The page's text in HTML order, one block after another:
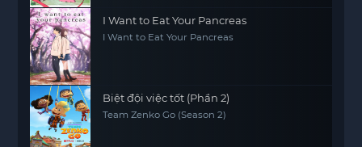
I Want to Eat Your Pancreas
I Want to Eat Your Pancreas
Biệt đội việc tốt (Phần 2)
Team Zenko Go (Season 2)